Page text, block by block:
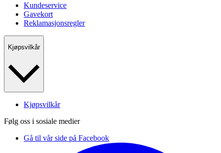
Kundeservice
Gavekort
Reklamasjonsregler
Kjøpsvilkår
Kjøpsvilkår
Følg oss i sosiale medier
Gå til vår side på Facebook